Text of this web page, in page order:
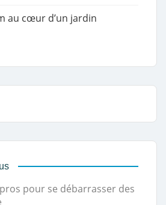
au cœur d’un jardin
pour se débarrasser des